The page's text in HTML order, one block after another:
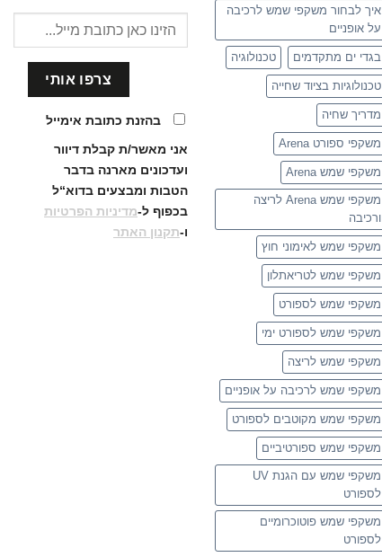
איך לבחור משקפי שמש לרכיבה
על אופניים
בגדי ים מתקדמים טכנולוגיה
טכנולוגיות בציוד שחייה
מדריך שחיה
משקפי ספורט Arena
משקפי שמש Arena
משקפי שמש Arena לריצה
ורכיבה
משקפי שמש לאימוני חוץ
משקפי שמש לטריאתלון
משקפי שמש לספורט
משקפי שמש לספורט ימי
משקפי שמש לריצה
משקפי שמש לרכיבה על אופניים
משקפי שמש מקוטבים לספורט
משקפי שמש ספורטיביים
משקפי שמש עם הגנת UV
לספורט
משקפי שמש פוטוכרומיים
לספורט
בהזנת כתובת אימייל
אני מאשר/ת קבלת דיוור
ועדכונים מארנה בדבר
הטבות ומבצעים בדוא“ל
בכפוף ל-מדיניות הפרטיות
ו-תקנון האתר